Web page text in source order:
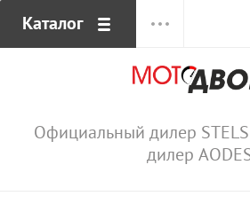
Каталог
Официальный дилер
дилер